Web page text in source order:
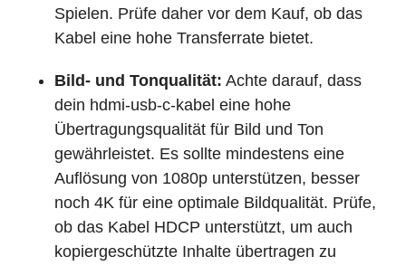
Spielen. Prüfe daher vor dem Kauf, ob das
Kabel eine hohe Transferrate bietet.
Bild- und Tonqualität: Achte darauf, dass
dein hdmi-usb-c-kabel eine hohe
Übertragungsqualität für Bild und Ton
gewährleistet. Es sollte mindestens eine
Auflösung von 1080p unterstützen, besser
noch 4K für eine optimale Bildqualität. Prüfe,
ob das Kabel HDCP unterstützt, um auch
kopiergeschützte Inhalte übertragen zu